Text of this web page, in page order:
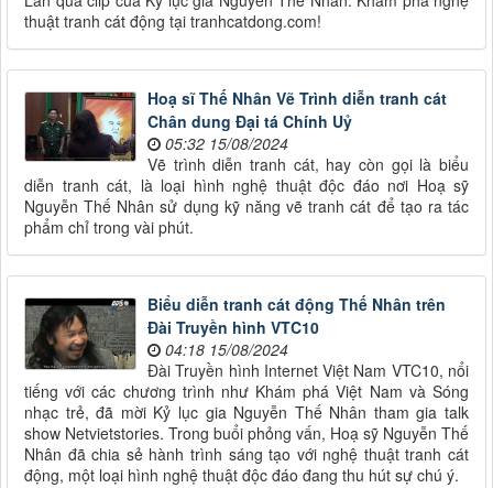
thuật tranh cát động tại tranhcatdong.com!
Hoạ sĩ Thế Nhân Vẽ Trình diễn tranh cát
Chân dung Đại tá Chính Uỷ
05:32 15/08/2024
Vẽ trình diễn tranh cát, hay còn gọi là biểu
diễn tranh cát, là loại hình nghệ thuật độc đáo nơi Hoạ sỹ
Nguyễn Thế Nhân sử dụng kỹ năng vẽ tranh cát để tạo ra tác
phẩm chỉ trong vài phút.
Biểu diễn tranh cát động Thế Nhân trên
Đài Truyền hình VTC10
04:18 15/08/2024
Đài Truyền hình Internet Việt Nam VTC10, nổi
tiếng với các chương trình như Khám phá Việt Nam và Sóng
nhạc trẻ, đã mời Kỷ lục gia Nguyễn Thế Nhân tham gia talk
show Netvietstories. Trong buổi phỏng vấn, Hoạ sỹ Nguyễn Thế
Nhân đã chia sẻ hành trình sáng tạo với nghệ thuật tranh cát
động, một loại hình nghệ thuật độc đáo đang thu hút sự chú ý.